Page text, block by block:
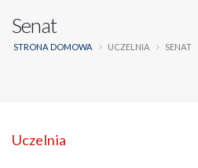
Senat
STRONA DOMOWA UCZELNIA SENAT
Uczelnia